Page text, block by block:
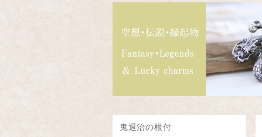
鬼退治の根付